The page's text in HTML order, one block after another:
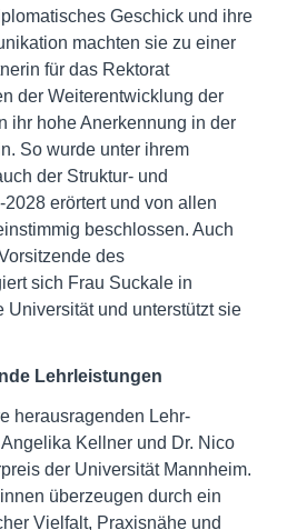
Geschick und ihre
machten sie zu einer
für das Rektorat
der Weiterentwicklung der
ihr hohe Anerkennung in der
So wurde unter ihrem
der Struktur- und
erörtert und von allen
beschlossen. Auch
des
sich Frau Suckale in
Universität und unterstützt sie
Lehr­leistungen
herausragenden Lehr­
Kellner und Dr. Nico
der Universität Mannheim.
überzeugen durch ein
Vielfalt, Praxisnähe und